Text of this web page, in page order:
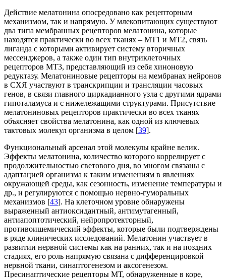
Действие мелатонина опосредовано как рецепторным
механизмом, так и напрямую. У млекопитающих существуют
два типа мембранных рецепторов мелатонина, которые
находятся практически во всех тканях – MT1 и MT2, связь
лиганда с которыми активирует систему вторичных
мессенджеров, а также один тип внутриклеточных
рецепторов МТ3, представляющий из себя хиноновую
редуктазу. Мелатониновые рецепторы на мембранах нейронов
в СХЯ участвуют в транскрипции и трансляции часовых
генов, в связи главного циркадианного узла с другими ядрами
гипоталамуса и с нижележащими структурами. Присутствие
мелатониновых рецепторов практически во всех тканях
объясняет свойства мелатонина, как одной из ключевых
тактовых молекул организма в целом [39].
Функциональный арсенал этой молекулы крайне велик.
Эффекты мелатонина, количество которого коррелирует с
продолжительностью светового дня, во многом связаны с
адаптацией организма к таким изменениям в явлениях
окружающей среды, как сезонность, изменение температуры и
др., и регулируются с помощью нервно-гуморальных
механизмов [43]. На клеточном уровне обнаружены
выраженный антиоксидантный, антимутагенный,
антиапоптотический, нейропротекторный,
противоишемический эффекты, которые были подтверждены
в ряде клинических исследований. Мелатонин участвует в
развитии нервной системы как на ранних, так и на поздних
стадиях, его роль напрямую связана с дифференцировкой
нервной ткани, синаптогенезом и аксогенезом.
Пресинаптические рецепторы МТ, обнаруженные в коре,